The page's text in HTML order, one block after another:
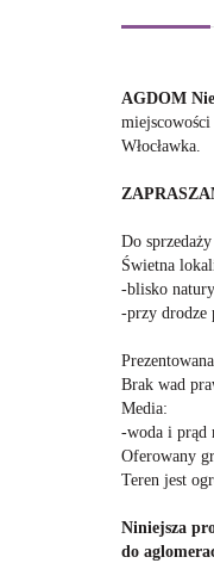
AGDOM
Włocławka.
Do
Świetna
-blisko natury
-przy drodze
Brak wad
Media:
-woda i prąd
Oferowany
Teren jest
Niniejsza
do